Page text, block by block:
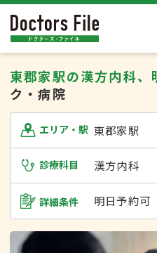
東郡家駅の漢方内科、
ク・病院
エリア・駅 東郡家駅
診療科目 漢方内科
詳細条件 明日予約可